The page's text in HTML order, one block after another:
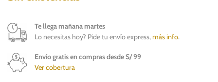
Te llega mañana martes
Lo necesitas hoy? Pide tu envío express,más info.
Envío gratis en compras desde S/ 99
Ver cobertura